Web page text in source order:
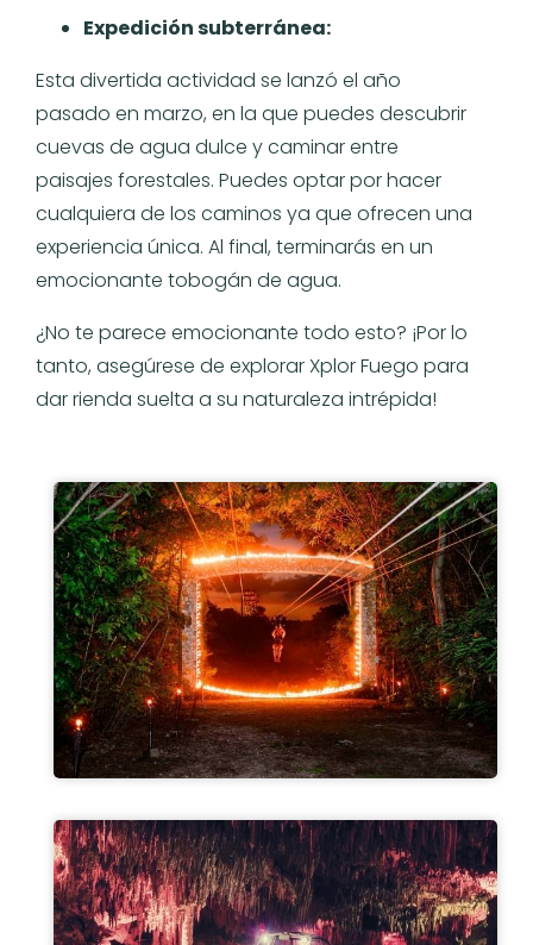
Expedición subterránea:
Esta divertida actividad se lanzó el año
pasado en marzo, en la que puedes descubrir
cuevas de agua dulce y caminar entre
paisajes forestales. Puedes optar por hacer
cualquiera de los caminos ya que ofrecen una
experiencia única. Al final, terminarás en un
emocionante tobogán de agua.
¿No te parece emocionante todo esto? ¡Por lo
tanto, asegúrese de explorar Xplor Fuego para
dar rienda suelta a su naturaleza intrépida!